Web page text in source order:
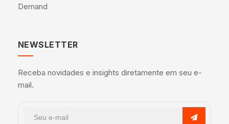
Demand
NEWSLETTER
Receba novidades e insights diretamente em seu e-
mail.